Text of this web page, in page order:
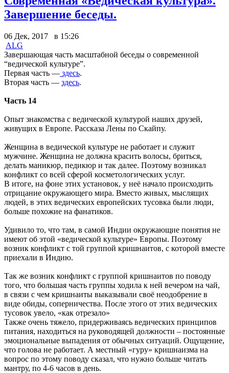
Завершение беседы.
06 Дек, 2017 в 15:26
ALG
Завершающая часть масштабной беседы о современной
“ведической культуре”.
Первая часть — здесь.
Вторая часть — здесь.
Часть 14
Опыт знакомства с ведической культурой наших друзей,
живущих в Европе. Рассказа Лены по Скайпу.
Женщина в ведической культуре не работает и служит
мужчине. Женщина не должна красить волосы, бриться,
делать маникюр, педикюр и так далее. Поэтому возникал
конфликт со всей сферой косметологических услуг.
В итоге, на фоне этих установок, у неё начало происходить
отрицание окружающего мира. Вместо живых, мыслящих
людей, в этих ведических европейских тусовка были люди,
больше похожие на фанатиков.
Удивило то, что там, в самой Индии окружающие понятия не
имеют об этой «ведической культуре» Европы. Поэтому
возник конфликт с той группой кришнаитов, с которой вместе
приехали в Индию.
Так же возник конфликт с группой кришнаитов по поводу
того, что большая часть группы ходила к ней вечером на чай,
в связи с чем кришнаиты выказывали своё неодобрение в
виде обиды, соперничества. После этого от этих ведических
тусовок увело, «как отрезало»
Также очень тяжело, придерживаясь ведических принципов
питания, находиться на руководящей должности – постоянные
эмоциональные выпадения от обычных ситуаций. Ощущение,
что голова не работает. А местный «гуру» кришнаизма на
вопрос по этому поводу сказал, что нужно больше читать
мантру, по 4-6 часов в день.